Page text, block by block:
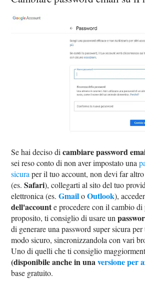
Se hai deciso dicambiare password
sei reso conto di non aver impostato una
sicura per il tuo account, non devi far
(es.Safari), collegarti al sito del tuo
elettronica (es.GmailoOutlook),
dell'accounte procedere con il cambio
proposito, ti consiglio di usare un
di generare una password super sicura
modo sicuro, sincronizzandola con vari
Uno di quelli che ti consiglio
(disponibile anche in unaversione per
base gratuito.